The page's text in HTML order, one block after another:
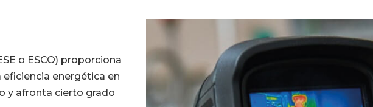
o ESCO) proporciona
energética en
y afronta cierto grado